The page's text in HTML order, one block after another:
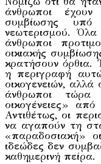
άνθρωποι
συμβίωσης
νεωτερισμού.
άνθρωποι
οικιακής
κρατήσουν όρθια.
η περιγραφή
οικογενειών, αλλά
άνθρωποι τώρα
οικογένειες»
Αντιθέτως, οι
να αγαπούν τη
«παραδοσιακή»
ιδεώδες δεν
καθημερινή πείρα.